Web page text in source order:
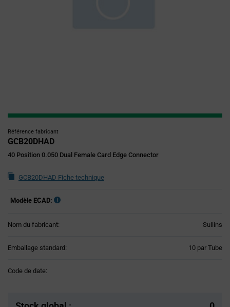
Référence fabricant
GCB20DHAD
40 Position 0.050 Dual Female Card Edge Connector
GCB20DHAD Fiche technique
Modèle ECAD:
Nom du fabricant: Sullins
Emballage standard: 10 par Tube
Code de date: